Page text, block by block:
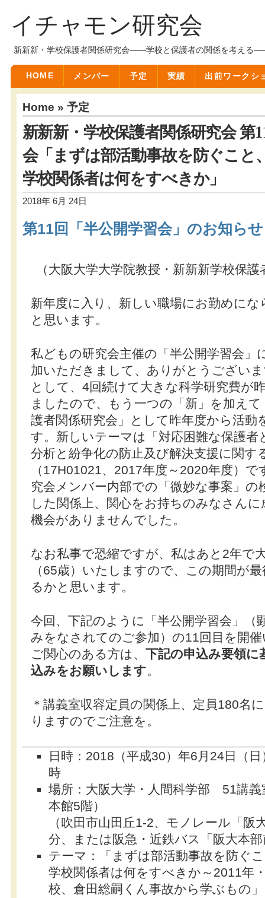
イチャモン研究会
新新新・学校保護者関係研究会――学校と保護者の関係を考える
HOME メンバー 予定 実績 出前ワークシ
Home » 予定
新新新・学校保護者関係研究会 第
会「まずは部活動事故を防ぐこと
学校関係者は何をすべきか」
2018年 6月 24日
第11回「半公開学習会」のお知らせ
（大阪大学大学院教授・新新新学校保
新年度に入り、新しい職場にお勤めに
と思います。
私どもの研究会主催の「半公開学習会」
加いただきまして、ありがとうござい
として、4回続けて大きな科学研究費が
ましたので、もう一つの「新」を加えて
護者関係研究会」として昨年度から活動
す。新しいテーマは「対応困難な保護者
分析と紛争化の防止及び解決支援に関す
（17H01021、2017年度～2020年度）
究会メンバー内部での「微妙な事案」の
した関係上、関心をお持ちのみなさん
機会がありませんでした。
なお私事で恐縮ですが、私はあと2年で
（65歳）いたしますので、この期間が
るかと思います。
今回、下記のように「半公開学習会」（
みをなされてのご参加）の11回目を開
ご関心のある方は、下記の申込み要領に
込みをお願いします。
＊講義室収容定員の関係上、定員180名
りますのでご注意を。
日時：2018（平成30）年6月24日（
時
場所：大阪大学・人間科学部 51講義
本館5階）
（吹田市山田丘1-2、モノレール「阪
分、または阪急・近鉄バス「阪大本
テーマ：「まずは部活動事故を防ぐ
学校関係者は何をすべきか～2011年
校、倉田総嗣くん事故から学ぶもの